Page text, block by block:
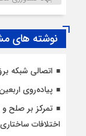
نوشته های
اتصالی شبکه
پیاده‌روی
تمرکز بر صلح
اختلافات ساختاری